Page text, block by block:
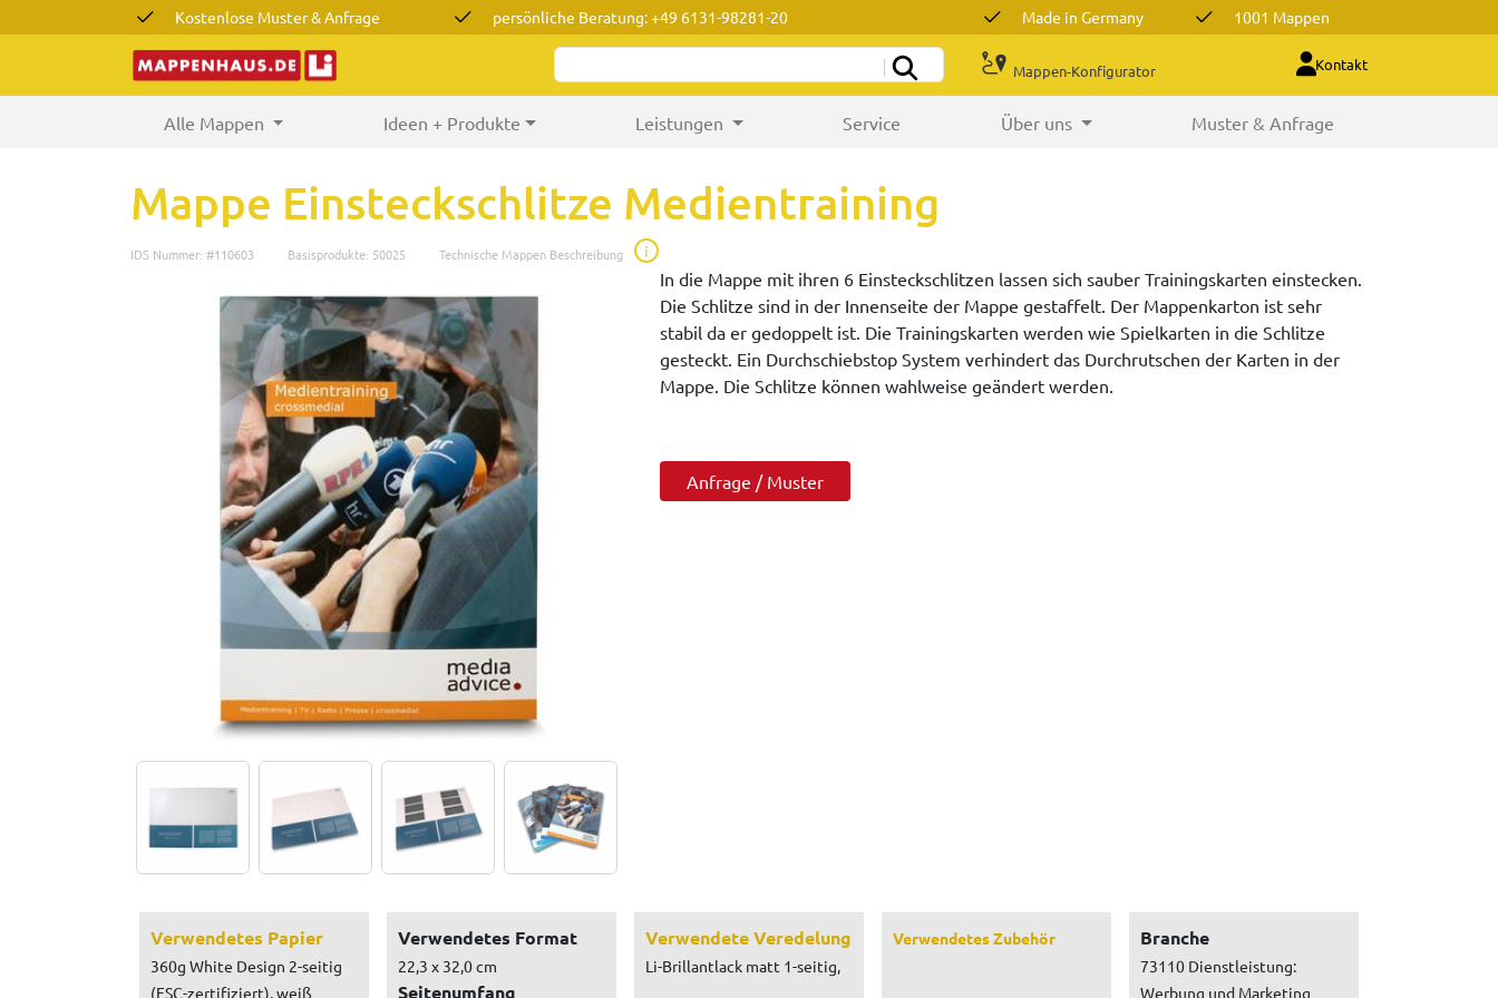
Kostenlose Muster & Anfrage persönliche Beratung: +49 6131-98281-20 Made in Germany 1001 Mappen
Mappen-Konfigurator Kontakt
Alle Mappen (current) Ideen + Produkte Leistungen Service Über uns Muster & Anfrage
Mappe Einsteckschlitze Medientraining
IDS Nummer: #110603 Basisprodukte: 50025 Technische Mappen Beschreibung i
In die Mappe mit ihren 6 Einsteckschlitzen lassen sich sauber Trainingskarten einstecken.
Die Schlitze sind in der Innenseite der Mappe gestaffelt. Der Mappenkarton ist sehr
stabil da er gedoppelt ist. Die Trainingskarten werden wie Spielkarten in die Schlitze
gesteckt. Ein Durchschiebstop System verhindert das Durchrutschen der Karten in der
Mappe. Die Schlitze können wahlweise geändert werden.
Anfrage / Muster
Verwendetes Papier
360g White Design 2-seitig
(FSC-zertifiziert), weiß
Verwendetes Format
22,3 x 32,0 cm
Seitenumfang
Verwendete Veredelung
Li-Brillantlack matt 1-seitig,
Verwendetes Zubehör Branche
73110 Dienstleistung:
Werbung und Marketing